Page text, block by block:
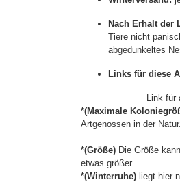
Nach Erhalt der
Tiere nicht
abgedunkeltes
Links für diese
Link für
*(Maximale
Artgenossen in der
*(Größe) Die Größe
etwas größer.
*(Winterruhe) liegt hier